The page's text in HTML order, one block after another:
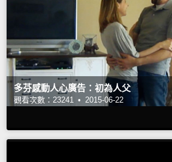
多芬感動人心廣告：初為人父
觀看次數：23241 • 2015-06-22